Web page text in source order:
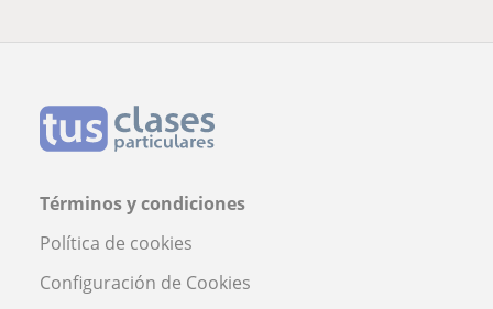
Términos y condiciones
Política de cookies
Configuración de Cookies